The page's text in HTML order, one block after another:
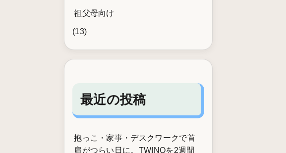
祖父母向け
(13)
最近の投稿
抱っこ・家事・デスクワークで首
肩がつらい日に。TWINQを2週間